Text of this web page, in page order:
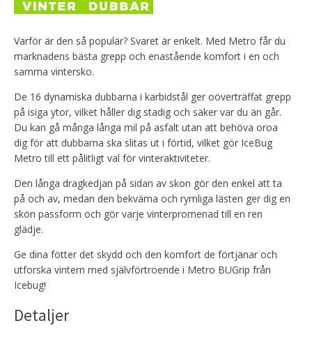
Varför är den så populär? Svaret är enkelt. Med Metro får du
marknadens bästa grepp och enastående komfort i en och
samma vintersko.
De 16 dynamiska dubbarna i karbidstål ger oöverträffat grepp
på isiga ytor, vilket håller dig stadig och säker var du än går.
Du kan gå många långa mil på asfalt utan att behöva oroa
dig för att dubbarna ska slitas ut i förtid, vilket gör IceBug
Metro till ett pålitligt val för vinteraktiviteter.
Den långa dragkedjan på sidan av skon gör den enkel att ta
på och av, medan den bekväma och rymliga lästen ger dig en
skön passform och gör varje vinterpromenad till en ren
glädje.
Ge dina fötter det skydd och den komfort de förtjänar och
utforska vintern med självförtroende i Metro BUGrip från
Icebug!
Detaljer